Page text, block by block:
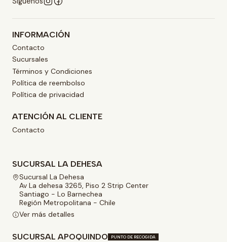
INFORMACIÓN
Contacto
Sucursales
Términos y Condiciones
Política de reembolso
Política de privacidad
ATENCIÓN AL CLIENTE
Contacto
SUCURSAL LA DEHESA
Sucursal La Dehesa
Av La dehesa 3265, Piso 2 Strip Center
Santiago - Lo Barnechea
Región Metropolitana - Chile
Ver más detalles
SUCURSAL APOQUINDO PUNTO DE RECOGIDA